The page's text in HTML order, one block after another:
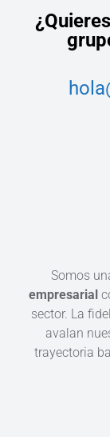
Somos
empresarial
sector. La
avalan
trayectoria